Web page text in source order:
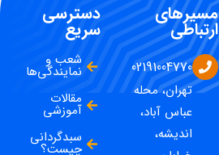
مسیرهای
ارتباطی
02191004770
تهران، محله
عباس آباد،
اندیشه،
دسترسی
سریع
شعب و
نمایندگی‌ها
مقالات
آموزشی
سبدگردانی
چیست؟